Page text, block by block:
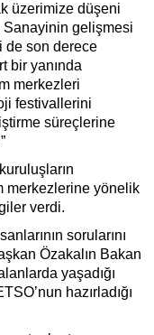
üzerimize düşeni
Sanayinin gelişmesi
de son derece
bir yanında
merkezleri
festivallerini
süreçlerine
merkezlerine yönelik
verdi.
sorularını
Özakalın Bakan
yaşadığı
hazırladığı